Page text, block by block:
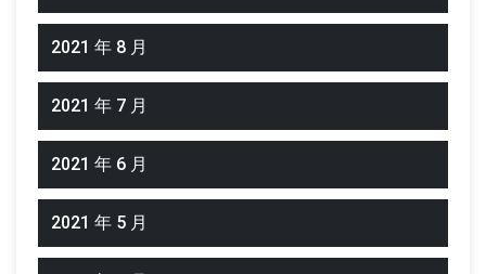
2021 年 8 月
2021 年 7 月
2021 年 6 月
2021 年 5 月